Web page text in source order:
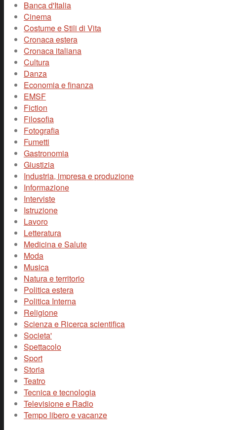
Banca d'Italia
Cinema
Costume e Stili di Vita
Cronaca estera
Cronaca italiana
Cultura
Danza
Economia e finanza
EMSF
Fiction
Filosofia
Fotografia
Fumetti
Gastronomia
Giustizia
Industria, impresa e produzione
Informazione
Interviste
Istruzione
Lavoro
Letteratura
Medicina e Salute
Moda
Musica
Natura e territorio
Politica estera
Politica Interna
Religione
Scienza e Ricerca scientifica
Societa'
Spettacolo
Sport
Storia
Teatro
Tecnica e tecnologia
Televisione e Radio
Tempo libero e vacanze